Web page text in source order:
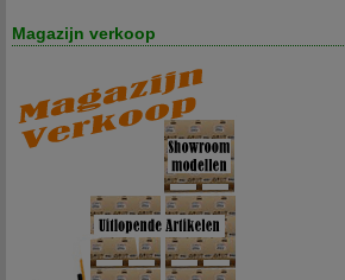
Magazijn verkoop